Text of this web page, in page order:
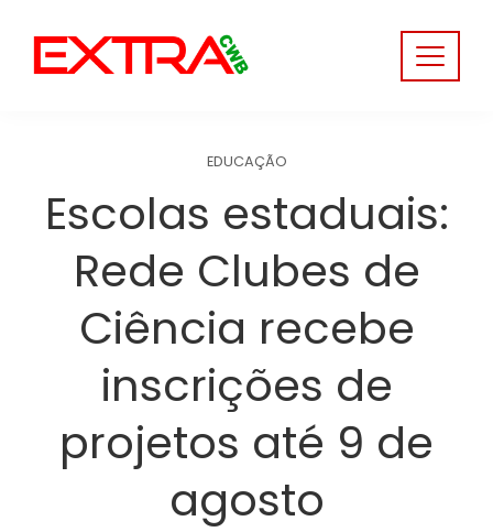
content
EDUCAÇÃO
Escolas estaduais:
Rede Clubes de
Ciência recebe
inscrições de
projetos até 9 de
agosto